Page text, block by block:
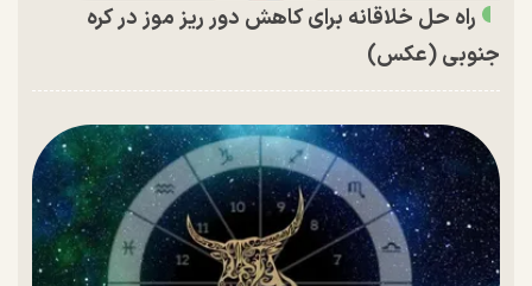
راه حل خلاقانه برای کاهش دور ریز موز در کره
جنوبی (عکس)